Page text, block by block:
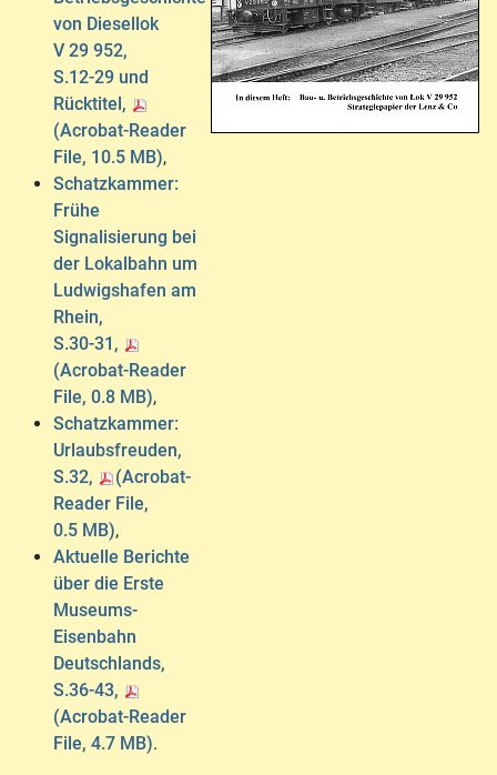
von Diesellok
V 29 952,
S.12-29 und
Rücktitel,
(Acrobat-Reader
File, 10.5 MB),
Schatzkammer:
Frühe
Signalisierung bei
der Lokalbahn um
Ludwigshafen am
Rhein,
S.30-31,
(Acrobat-Reader
File, 0.8 MB),
Schatzkammer:
Urlaubsfreuden,
S.32,
(Acrobat-
Reader File,
0.5 MB),
Aktuelle Berichte
über die Erste
Museums-
Eisenbahn
Deutschlands,
S.36-43,
(Acrobat-Reader
File, 4.7 MB).